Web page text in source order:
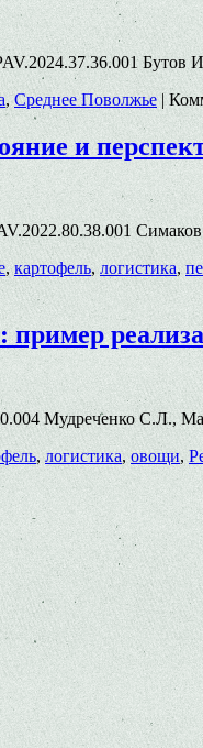
Бутов
,Среднее Поволжье |
и
,картофель, логистика,
Мудреченко
,логистика, овощи,